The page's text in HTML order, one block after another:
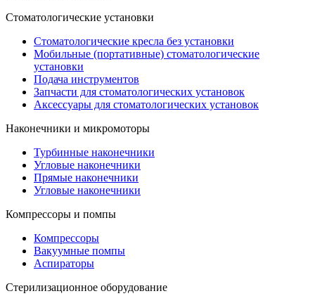
Стоматологические установки
Стоматологические кресла без установки
Мобильные (портативные) стоматологические
установки
Подача инструментов
Запчасти для стоматологических установок
Аксессуары для стоматологических установок
Наконечники и микромоторы
Турбинные наконечники
Угловые наконечники
Прямые наконечники
Угловые наконечники
Компрессоры и помпы
Компрессоры
Вакуумные помпы
Аспираторы
Стерилизационное оборудование